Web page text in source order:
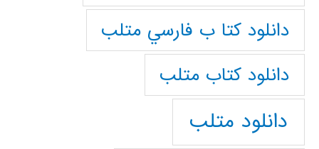
دانلود كتا ب فارسي متلب
دانلود كتاب متلب
دانلود متلب